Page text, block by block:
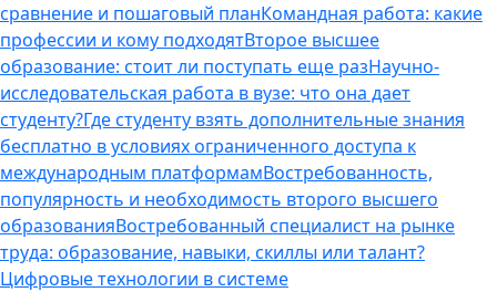
сравнение и пошаговый планКомандная работа: какие
профессии и кому подходятВторое высшее
образование: стоит ли поступать еще разНаучно-
исследовательская работа в вузе: что она дает
студенту?Где студенту взять дополнительные знания
бесплатно в условиях ограниченного доступа к
международным платформамВостребованность,
популярность и необходимость второго высшего
образованияВостребованный специалист на рынке
труда: образование, навыки, скиллы или талант?
Цифровые технологии в системе